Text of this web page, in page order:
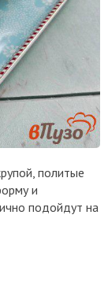
политые
и
подойдут на